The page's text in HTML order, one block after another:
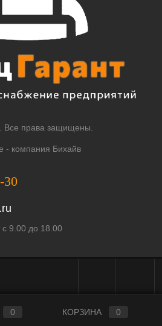
Все права защищены.
- компания Бихайв
30
9.00 до 18.00
0 КОРЗИНА 0